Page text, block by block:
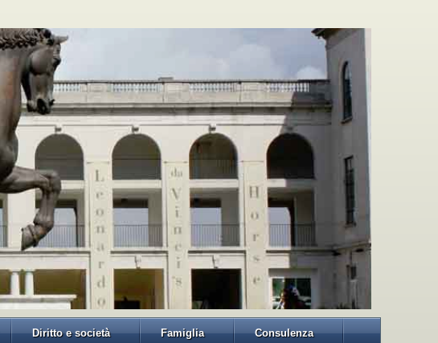
Diritto e società Famiglia Consulenza